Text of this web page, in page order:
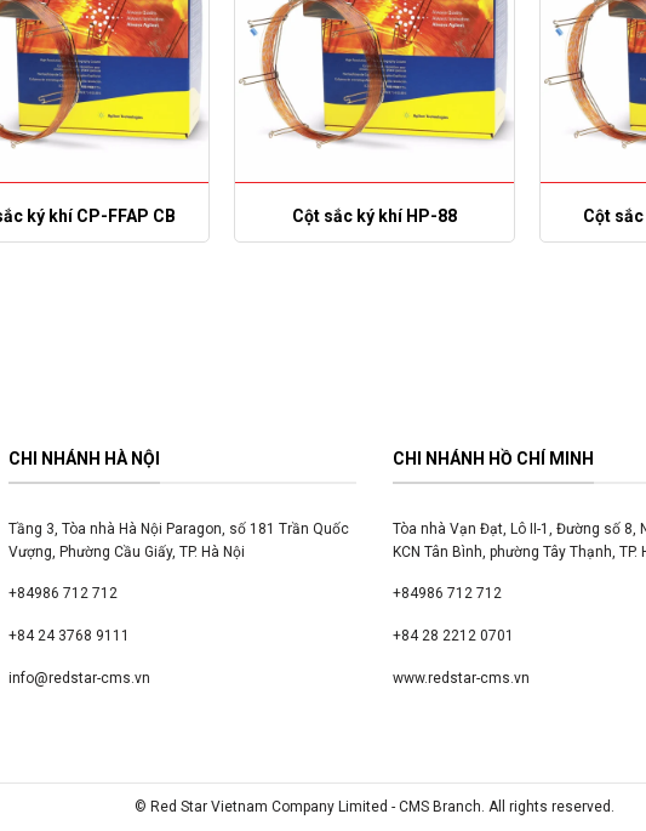
ký khí CP-FFAP CB Cột sắc ký khí HP-88 Cột
CHI NHÁNH HÀ NỘI
Tầng 3, Tòa nhà Hà Nội Paragon, số 181 Trần Quốc
Vượng, Phường Cầu Giấy, TP. Hà Nội
+84986 712 712
+84 24 3768 9111
info@redstar-cms.vn
CHI NHÁNH HỒ CHÍ MINH
Tòa nhà Vạn Đạt, Lô II-1, Đường số 8,
KCN Tân Bình, phường Tây Thạnh, TP.
+84986 712 712
+84 28 2212 0701
www.redstar-cms.vn
© Red Star Vietnam Company Limited - CMS Branch. All rights reserved.